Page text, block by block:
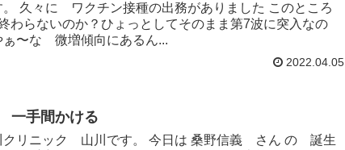
久々に ワクチン接種の出務がありました このところ
わらないのか？ひょっとしてそのまま第7波に突入なの
ぁ〜な 微増傾向にあるん...
2022.04.05
一手間かける
クリニック 山川です。 今日は 桑野信義 さん の 誕生